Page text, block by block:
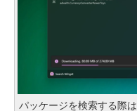
パッケージを検索する際